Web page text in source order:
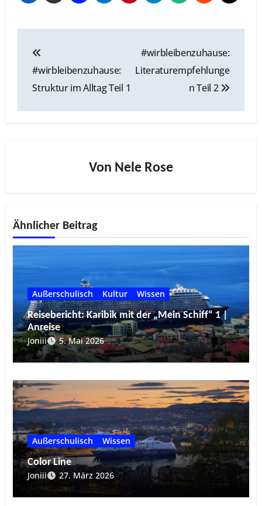
#wirbleibenzuhause:
Struktur im Alltag Teil 1
#wirbleibenzuhause:
Literaturempfehlunge
n Teil 2
Von Nele Rose
Ähnlicher Beitrag
Außerschulisch Kultur
Wissen
Reisebericht: Karibik mit der „Mein Schiff“ 1 |
Anreise
Joniii
5. Mai 2026
Außerschulisch
Wissen
Color Line
Joniii
27. März 2026